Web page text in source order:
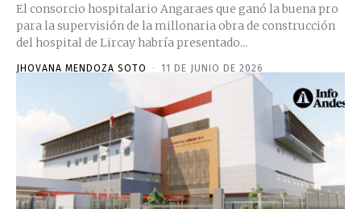
El consorcio hospitalario Angaraes que ganó la buena pro
para la supervisión de la millonaria obra de construcción
del hospital de Lircay habría presentado...
JHOVANA MENDOZA SOTO - 11 DE JUNIO DE 2026